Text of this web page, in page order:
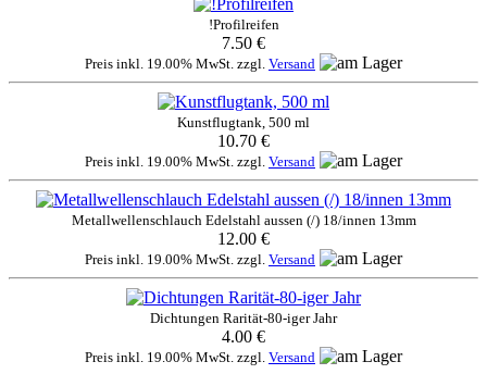
!Profilreifen
7.50 €
Preis inkl. 19.00% MwSt. zzgl. Versand
Kunstflugtank, 500 ml
10.70 €
Preis inkl. 19.00% MwSt. zzgl. Versand
Metallwellenschlauch Edelstahl aussen (/) 18/innen 13mm
12.00 €
Preis inkl. 19.00% MwSt. zzgl. Versand
Dichtungen Rarität-80-iger Jahr
4.00 €
Preis inkl. 19.00% MwSt. zzgl. Versand